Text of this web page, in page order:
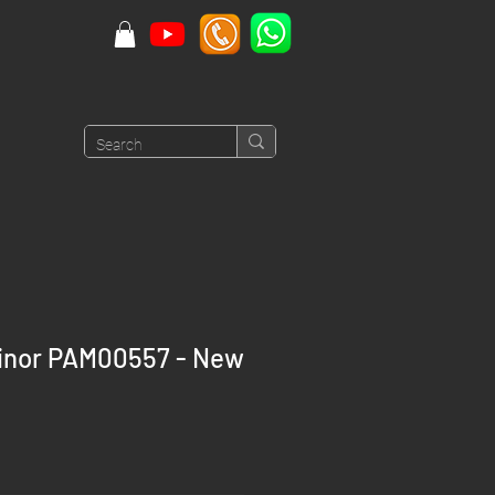
PAM00557 - New